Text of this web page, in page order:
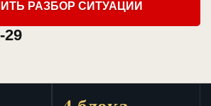
РАЗБОР СИТУАЦИИ
29